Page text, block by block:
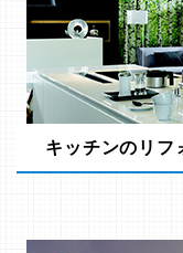
キッチンのリフ